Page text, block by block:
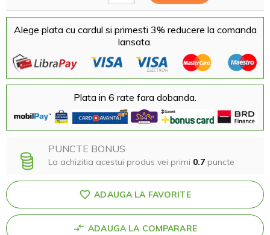
Alege plata cu cardul si primesti 3% reducere la comanda
lansata.
Plata in 6 rate fara dobanda.
PUNCTE BONUS
La achizitia acestui produs vei primi 0.7 puncte
ADAUGA LA FAVORITE
ADAUGA LA COMPARARE